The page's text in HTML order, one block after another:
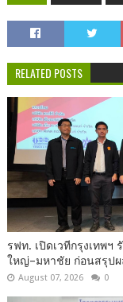
RELATED POSTS
รฟท. เปิดเวทีกรุงเทพฯ
ใหญ่–มหาชัย ก่อนสรุปผ
August 07, 2026 0